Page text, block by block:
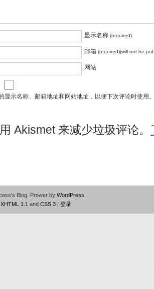
显示名称 (required)
邮箱 (required)(will not be
网站
显示名称、邮箱地址和网站地址，以便下次评论时使用
Akismet 来减少垃圾评论。
Blog. Prower by WordPress
XHTML 1.1 and CSS 3 | 登录